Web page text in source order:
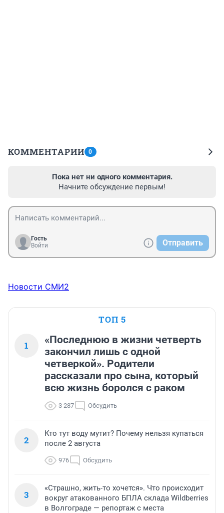
КОММЕНТАРИИ 0
Пока нет ни одного комментария.
Начните обсуждение первым!
Гость
Войти
Отправить
Новости СМИ2
ТОП 5
1
«Последнюю в жизни четверть
закончил лишь с одной
четверкой». Родители
рассказали про сына, который
всю жизнь боролся с раком
3 287 Обсудить
2
Кто тут воду мутит? Почему нельзя купаться
после 2 августа
976 Обсудить
3
«Страшно, жить-то хочется». Что происходит
вокруг атакованного БПЛА склада Wildberries
в Волгограде — репортаж с места